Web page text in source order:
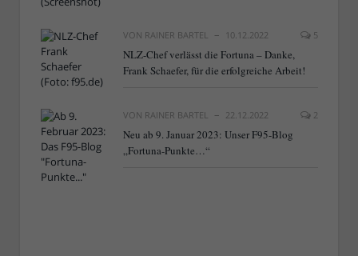
VON RAINER BARTEL 10.12.2022 5
NLZ-Chef verlässt die Fortuna – Danke,
Frank Schaefer, für die erfolgreiche Arbeit!
VON RAINER BARTEL 22.12.2022 2
Neu ab 9. Januar 2023: Unser F95-Blog
„Fortuna-Punkte…“